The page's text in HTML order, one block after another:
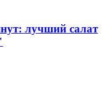
лучший салат